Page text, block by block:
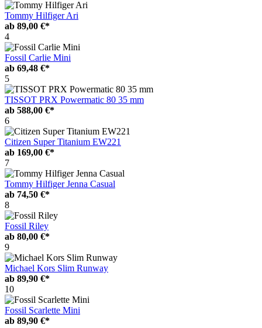
Tommy Hilfiger Ari
ab 89,00 €*
4
Fossil Carlie Mini
ab 69,48 €*
5
TISSOT PRX Powermatic 80 35 mm
ab 588,00 €*
6
Citizen Super Titanium EW221
ab 169,00 €*
7
Tommy Hilfiger Jenna Casual
ab 74,50 €*
8
Fossil Riley
ab 80,00 €*
9
Michael Kors Slim Runway
ab 89,90 €*
10
Fossil Scarlette Mini
ab 89,90 €*